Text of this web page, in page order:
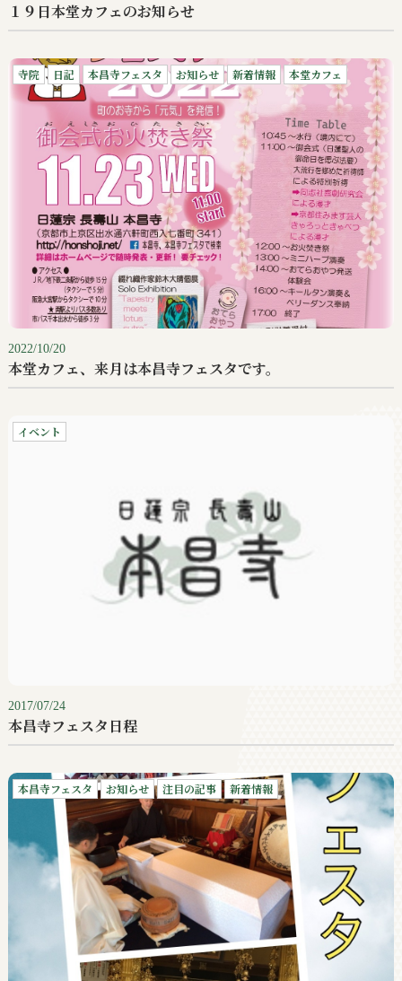
１９日本堂カフェのお知らせ
寺院 日記 本昌寺フェスタ お知らせ 新着情報 本堂カフェ
2022/10/20
本堂カフェ、来月は本昌寺フェスタです。
イベント
2017/07/24
本昌寺フェスタ日程
本昌寺フェスタ お知らせ 注目の記事 新着情報